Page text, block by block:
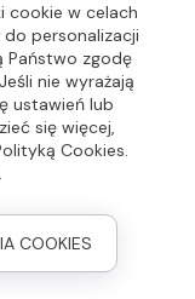
zastrzeżone
cookie w celach
personalizacji
Państwo zgodę
nie wyrażają
ustawień lub
się więcej,
Cookies.
.
COOKIES